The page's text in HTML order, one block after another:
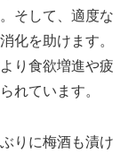
そして、適度な
化を助けます。
り食欲増進や疲
れています。
りに梅酒も漬け